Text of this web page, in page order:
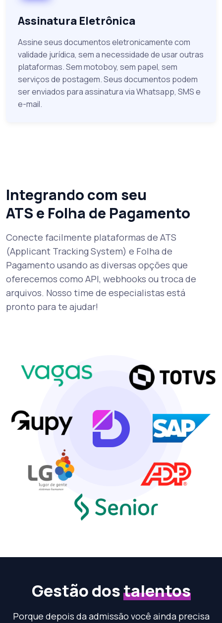
Assinatura Eletrônica
Assine seus documentos eletronicamente com
validade jurídica, sem a necessidade de usar outras
plataformas. Sem motoboy, sem papel, sem
serviços de postagem. Seus documentos podem
ser enviados para assinatura via Whatsapp, SMS e
e-mail.
Integrando com seu
ATS e Folha de Pagamento
Conecte facilmente plataformas de ATS
(Applicant Tracking System) e Folha de
Pagamento usando as diversas opções que
oferecemos como API, webhooks ou troca de
arquivos. Nosso time de especialistas está
pronto para te ajudar!
Gestão dostalentos
Porque depois da admissão você ainda precisa